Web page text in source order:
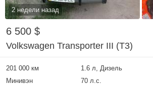
2 недели назад
6 500 $
Volkswagen Transporter III (T3)
201 000 км 1.6 л, Дизель
Минивэн
70 л.с.